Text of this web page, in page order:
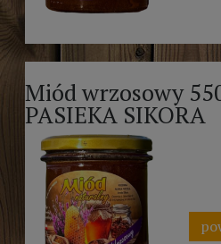
Miód wrzosowy
PASIEKA SIKORA